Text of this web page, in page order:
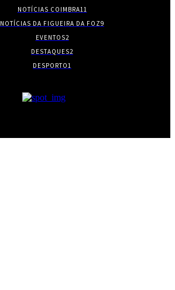
NOTÍCIAS COIMBRA11
NOTÍCIAS DA FIGUEIRA DA FOZ9
EVENTOS2
DESTAQUES2
DESPORTO1